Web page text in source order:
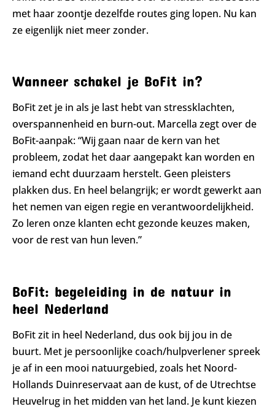
met haar zoontje dezelfde routes ging lopen. Nu kan
ze eigenlijk niet meer zonder.
Wanneer schakel je BoFit in?
BoFit zet je in als je last hebt van stressklachten,
overspannenheid en burn-out. Marcella zegt over de
BoFit-aanpak: “Wij gaan naar de kern van het
probleem, zodat het daar aangepakt kan worden en
iemand echt duurzaam herstelt. Geen pleisters
plakken dus. En heel belangrijk; er wordt gewerkt aan
het nemen van eigen regie en verantwoordelijkheid.
Zo leren onze klanten echt gezonde keuzes maken,
voor de rest van hun leven.”
BoFit: begeleiding in de natuur in
heel Nederland
BoFit zit in heel Nederland, dus ook bij jou in de
buurt. Met je persoonlijke coach/hulpverlener spreek
je af in een mooi natuurgebied, zoals het Noord-
Hollands Duinreservaat aan de kust, of de Utrechtse
Heuvelrug in het midden van het land. Je kunt kiezen